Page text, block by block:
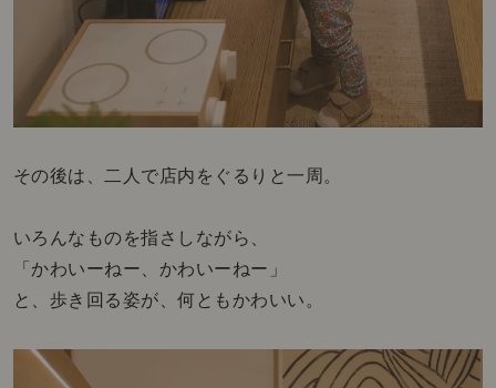
その後は、二人で店内をぐるりと一周。
いろんなものを指さしながら、
「かわいーねー、かわいーねー」
と、歩き回る姿が、何ともかわいい。